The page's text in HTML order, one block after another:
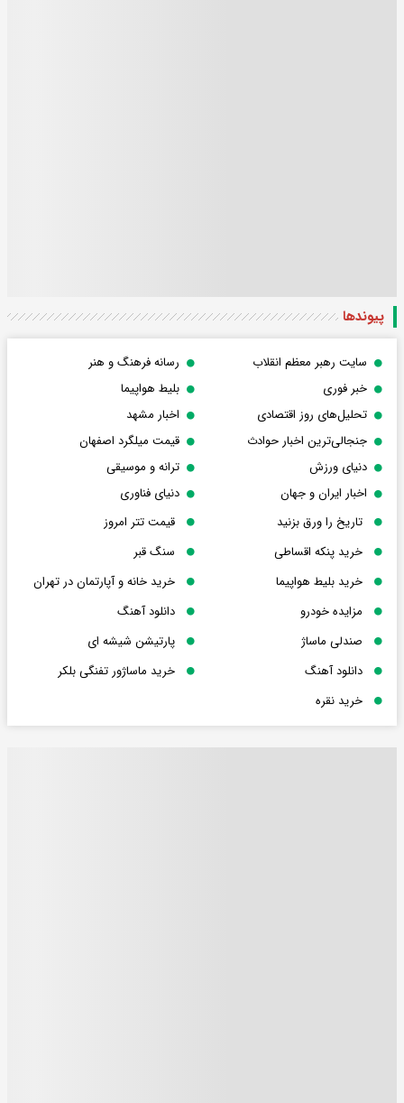
پیوندها
سایت رهبر معظم انقلاب
رسانه فرهنگ و هنر
خبر فوری
بلیط هواپیما
تحلیل‌های روز اقتصادی
اخبار مشهد
جنجالی‌ترین اخبار حوادث
قیمت میلگرد اصفهان
دنیای ورزش
ترانه و موسیقی
اخبار ایران و جهان
دنیای فناوری
تاریخ را ورق بزنید
قیمت تتر امروز
خرید پنکه اقساطی
سنگ قبر
خرید بلیط هواپیما
خرید خانه و آپارتمان در تهران
مزایده خودرو
دانلود آهنگ
صندلی ماساژ
پارتیشن شیشه ای
دانلود آهنگ
خرید ماساژور تفنگی بلکر
خرید نقره